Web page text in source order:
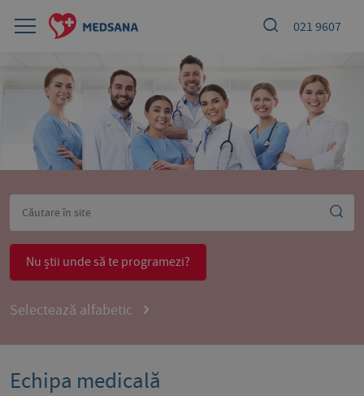
021 9607
Nu știi unde să te programezi?
Selectează alfabetic
Echipa medicală